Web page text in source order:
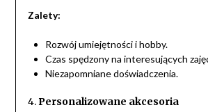
Zalety:
Rozwój umiejętności i hobby.
Czas spędzony na interesujących
Niezapomniane doświadczenia.
4.Personalizowane akcesoria